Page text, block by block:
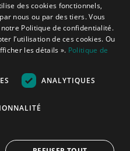
texte ou photo de ce site web ne
Belgique|España
ENGLISH
DUTCH
GERMAN
des cookies fonctionnels,
nous ou par des tiers. Vous
Politique de confidentialité.
l’utilisation de ces cookies. Ou
les détails ». Politique de
ANALYTIQUES